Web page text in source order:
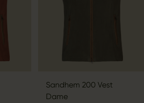
Sandhem 200 Vest
Dame